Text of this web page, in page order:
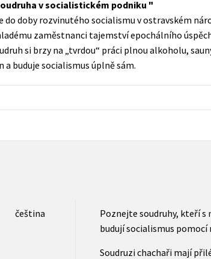
Populárně - naučná pro dospělé
Populárně - naučné pro děti
Předškoláci
Příroda a zahrada
Young
v socialistickém podniku
do doby rozvinutého socialismu v ostravském
zaměstnanci tajemství epochálního
si brzy na „tvrdou“ práci plnou alkoholu,
buduje socialismus úplně sám.
čeština
Poznejte soudruhy, kteří s
budují socialismus pomocí
Soudruzi chachaři mají